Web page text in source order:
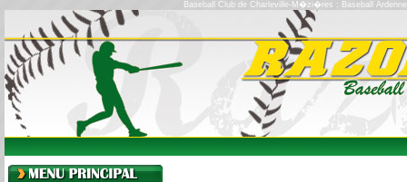
Baseball Club de Charleville-M�zi�res : Baseball